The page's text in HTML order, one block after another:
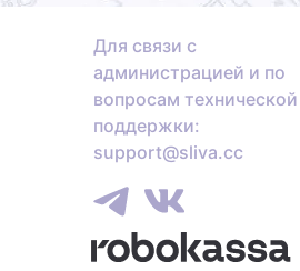
Для связи с
администрацией и по
вопросам технической
поддержки:
support@sliva.cc